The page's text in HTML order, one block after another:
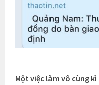
Một việc làm vô cùng kì